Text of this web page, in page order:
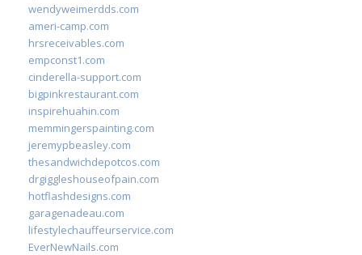
wendyweimerdds.com
ameri-camp.com
hrsreceivables.com
empconst1.com
cinderella-support.com
bigpinkrestaurant.com
inspirehuahin.com
memmingerspainting.com
jeremypbeasley.com
thesandwichdepotcos.com
drgiggleshouseofpain.com
hotflashdesigns.com
garagenadeau.com
lifestylechauffeurservice.com
EverNewNails.com